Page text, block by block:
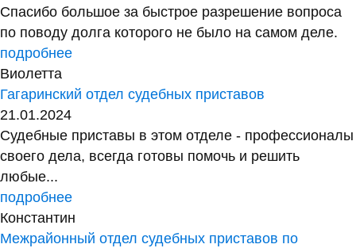
Спасибо большое за быстрое разрешение вопроса
по поводу долга которого не было на самом деле.
подробнее
Виолетта
Гагаринский отдел судебных приставов
21.01.2024
Судебные приставы в этом отделе - профессионалы
своего дела, всегда готовы помочь и решить
любые...
подробнее
Константин
Межрайонный отдел судебных приставов по